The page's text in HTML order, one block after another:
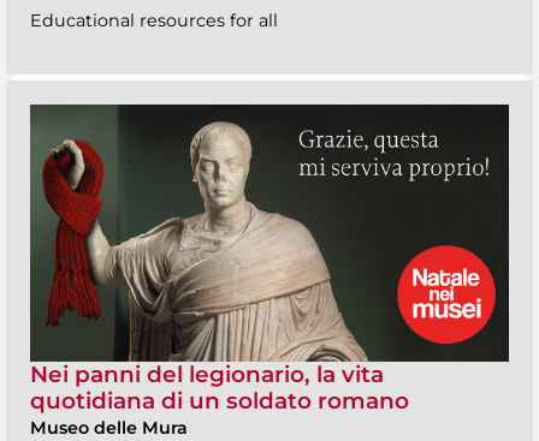
Educational resources for all
Nei panni del legionario, la vita
quotidiana di un soldato romano
Museo delle Mura